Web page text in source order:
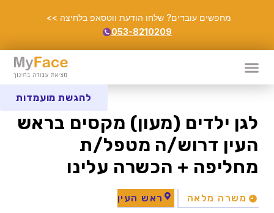
מחפשים עובדים? שלחו הודעת ווטסאפ בלחיצה >>
053-8210209
לגן ילדים (מעון) מקסים בראש
העין דרוש/ה מטפל/ת
מחליפה + הכשרה עלינו
משרה מלאה ראש העין
להגשת מועמדות